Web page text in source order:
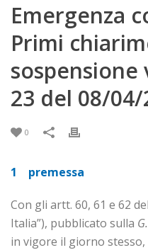
Emergenza
Primi
sospensione
23 del 08/04/
0
1 premessa
Con gli artt. 60, 61 e 62
Italia”), pubblicato sulla
in vigore il giorno